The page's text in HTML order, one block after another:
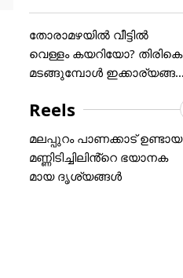
തോരാമഴയിൽ വീട്ടിൽ
വെള്ളം കയറിയോ? തിരികെ
മടങ്ങുമ്പോൾ ഇക്കാര്യങ്ങ
Reels
മലപ്പുറം പാണക്കാട് ഉണ്ടായ
മണ്ണിടിച്ചിലിൻ്റെ ഭയാനക
മായ ദൃശ്യങ്ങൾ